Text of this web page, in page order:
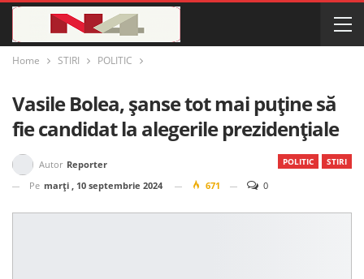
Home STIRI POLITIC
Vasile Bolea, șanse tot mai puține să
fie candidat la alegerile prezidențiale
POLITIC STIRI
Autor Reporter
Pe marți , 10 septembrie 2024 671 0